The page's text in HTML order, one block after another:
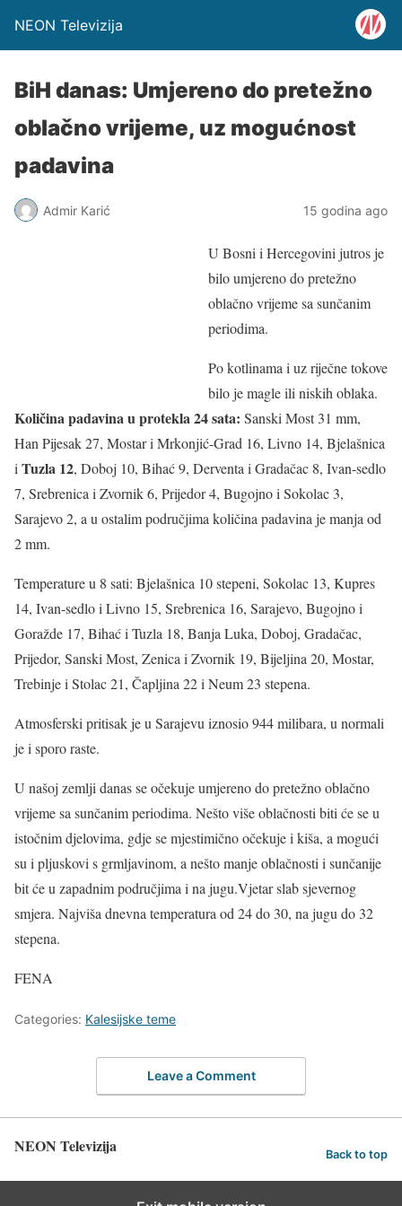
NEON Televizija
BiH danas: Umjereno do pretežno
oblačno vrijeme, uz mogućnost
padavina
Admir Karić 15 godina ago
U Bosni i Hercegovini jutros je
bilo umjereno do pretežno
oblačno vrijeme sa sunčanim
periodima.
Po kotlinama i uz riječne tokove
bilo je magle ili niskih oblaka.
Količina padavina u protekla 24 sata: Sanski Most 31 mm,
Han Pijesak 27, Mostar i Mrkonjić-Grad 16, Livno 14, Bjelašnica
i Tuzla 12, Doboj 10, Bihać 9, Derventa i Gradačac 8, Ivan-sedlo
7, Srebrenica i Zvornik 6, Prijedor 4, Bugojno i Sokolac 3,
Sarajevo 2, a u ostalim područjima količina padavina je manja od
2 mm.
Temperature u 8 sati: Bjelašnica 10 stepeni, Sokolac 13, Kupres
14, Ivan-sedlo i Livno 15, Srebrenica 16, Sarajevo, Bugojno i
Goražde 17, Bihać i Tuzla 18, Banja Luka, Doboj, Gradačac,
Prijedor, Sanski Most, Zenica i Zvornik 19, Bijeljina 20, Mostar,
Trebinje i Stolac 21, Čapljina 22 i Neum 23 stepena.
Atmosferski pritisak je u Sarajevu iznosio 944 milibara, u normali
je i sporo raste.
U našoj zemlji danas se očekuje umjereno do pretežno oblačno
vrijeme sa sunčanim periodima. Nešto više oblačnosti biti će se u
istočnim djelovima, gdje se mjestimično očekuje i kiša, a mogući
su i pljuskovi s grmljavinom, a nešto manje oblačnosti i sunčanije
bit će u zapadnim područjima i na jugu.Vjetar slab sjevernog
smjera. Najviša dnevna temperatura od 24 do 30, na jugu do 32
stepena.
FENA
Categories: Kalesijske teme
Leave a Comment
NEON Televizija Back to top